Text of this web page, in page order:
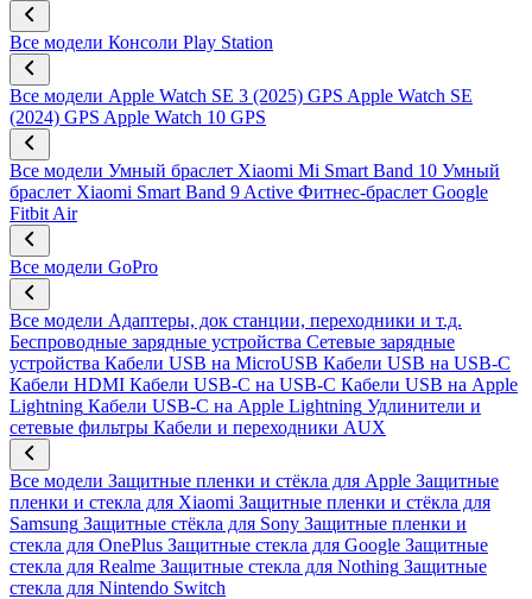
Все модели Консоли Play Station
Все модели Apple Watch SE 3 (2025) GPS Apple Watch SE
(2024) GPS Apple Watch 10 GPS
Все модели Умный браслет Xiaomi Mi Smart Band 10 Умный
браслет Xiaomi Smart Band 9 Active Фитнес-браслет Google
Fitbit Air
Все модели GoPro
Все модели Адаптеры, док станции, переходники и т.д.
Беспроводные зарядные устройства Сетевые зарядные
устройства Кабели USB на MicroUSB Кабели USB на USB-C
Кабели HDMI Кабели USB-C на USB-C Кабели USB на Apple
Lightning Кабели USB-C на Apple Lightning Удлинители и
сетевые фильтры Кабели и переходники AUX
Все модели Защитные пленки и стёкла для Apple Защитные
пленки и стекла для Xiaomi Защитные пленки и стёкла для
Samsung Защитные стёкла для Sony Защитные пленки и
стекла для OnePlus Защитные стекла для Google Защитные
стекла для Realme Защитные стекла для Nothing Защитные
стекла для Nintendo Switch